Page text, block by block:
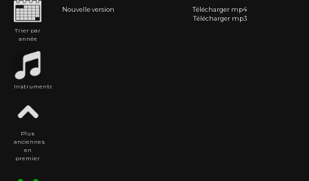
Trier par
année
Instrumentales
Plus
anciennes
en
premier
Nouvelle version
Télécharger mp4
Télécharger mp3